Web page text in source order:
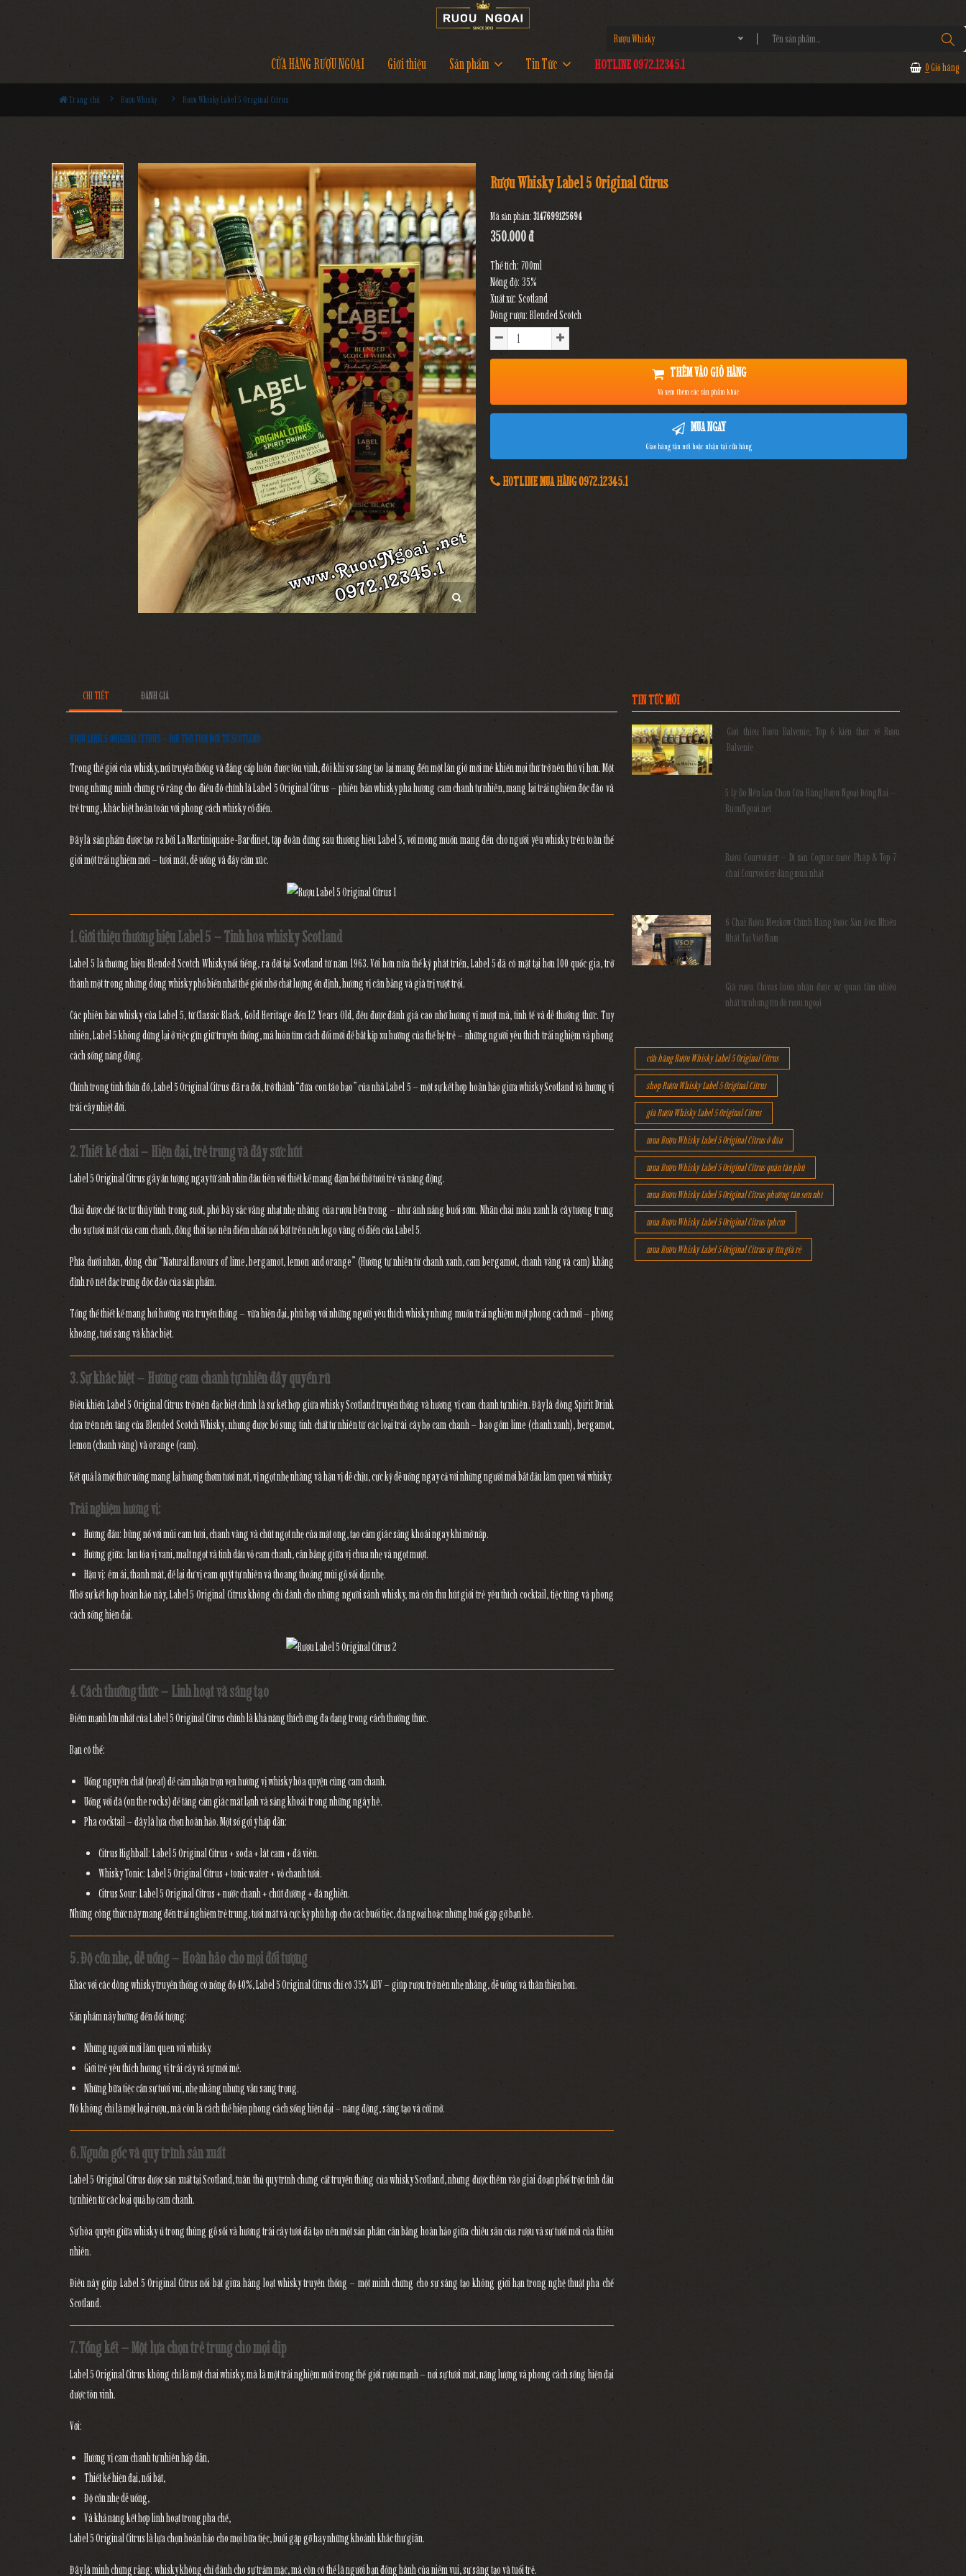
Rượu Whisky
CỬA HÀNG RƯỢU NGOẠI Giới thiệu Sản phẩm Tin Tức HOTLINE 0972.12345.1 0 Giỏ hàng
Trang chủ Rượu Whisky Rượu Whisky Label 5 Original Citrus
Rượu Whisky Label 5 Original Citrus
Mã sản phẩm:3147699125694
350.000 đ
Thể tích: 700ml
Nồng độ: 35%
Xuất xứ: Scotland
Dòng rượu: Blended Scotch
THÊM VÀO GIỎ HÀNG
Và xem thêm các sản phẩm khác
MUA NGAY
Giao hàng tận nơi hoặc nhận tại cửa hàng
HOTLINE MUA HÀNG 0972.12345.1
CHI TIẾT ĐÁNH GIÁ
RƯỢU LABEL 5 ORIGINAL CITRUS – HƠI THỞ TƯƠI MỚI TỪ SCOTLAND
Trong thế giới của whisky, nơi truyền thống và đẳng cấp luôn được tôn vinh, đôi khi sự sáng tạo lại mang đến một làn gió mới mẻ khiến mọi thứ trở nên thú vị hơn. Một
trong những minh chứng rõ ràng cho điều đó chính làLabel 5 Original Citrus – phiên bản whisky pha hương cam chanh tự nhiên, mang lại trải nghiệm độc đáo và
trẻ trung, khác biệt hoàn toàn với phong cách whisky cổ điển.
Đây là sản phẩm được tạo ra bởiLa Martiniquaise-Bardinet, tập đoàn đứng sau thương hiệuLabel 5, với mong muốn mang đến cho người yêu whisky trên toàn thế
giới một trải nghiệm mới –tươi mát, dễ uống và đầy cảm xúc.
1. Giới thiệu thương hiệu Label 5 – Tinh hoa whisky Scotland
Label 5 là thương hiệuBlended Scotch Whiskynổi tiếng, ra đời tại Scotland từ năm 1963. Với hơn nửa thế kỷ phát triển, Label 5 đã có mặt tại hơn 100 quốc gia, trở
thành một trong những dòng whisky phổ biến nhất thế giới nhờchất lượng ổn định, hương vị cân bằng và giá trị vượt trội.
Các phiên bản whisky của Label 5, từClassic Black,Gold Heritage đến12 Years Old, đều được đánh giá cao nhờ hương vị mượt mà, tinh tế và dễ thưởng thức. Tuy
nhiên, Label 5 không dừng lại ở việc gìn giữ truyền thống, mà luôn tìm cáchđổi mới để bắt kịp xu hướng của thế hệ trẻ– những người yêu thích trải nghiệm và phong
cách sống năng động.
Chính trong tinh thần đó,Label 5 Original Citrus đã ra đời, trở thành “đứa con táo bạo” của nhà Label 5 – một sự kết hợp hoàn hảo giữa whisky Scotland và hương vị
trái cây nhiệt đới.
2. Thiết kế chai – Hiện đại, trẻ trung và đầy sức hút
Label 5 Original Citrusgây ấn tượng ngay từ ánh nhìn đầu tiên với thiết kếmang đậm hơi thở tươi trẻ và năng động.
Chai được chế tác từ thủy tinh trong suốt, phô bày sắc vàng nhạt nhẹ nhàng của rượu bên trong – như ánh nắng buổi sớm. Nhãn chai màu xanh lá cây tượng trưng
cho sự tươi mát của cam chanh, đồng thời tạo nên điểm nhấn nổi bật trên nền logo vàng cổ điển của Label 5.
Phía dưới nhãn, dòng chữ“Natural flavours of lime, bergamot, lemon and orange” (Hương tự nhiên từ chanh xanh, cam bergamot, chanh vàng và cam) khẳng
định rõ nét đặc trưng độc đáo của sản phẩm.
Tổng thể thiết kế mang hơi hướngvừa truyền thống – vừa hiện đại, phù hợp với những người yêu thích whisky nhưng muốn trải nghiệm một phong cách mới – phóng
khoáng, tươi sáng và khác biệt.
3. Sự khác biệt – Hương cam chanh tự nhiên đầy quyến rũ
Điều khiếnLabel 5 Original Citrustrở nên đặc biệt chính là sự kết hợp giữawhisky Scotland truyền thống vàhương vị cam chanh tự nhiên. Đây là dòngSpirit Drink
dựa trên nền tảng củaBlended Scotch Whisky, nhưng được bổ sungtinh chất tự nhiên từ các loại trái cây họ cam chanh– bao gồmlime (chanh xanh), bergamot,
lemon (chanh vàng)vàorange (cam).
Kết quả là một thức uống mang lạihương thơm tươi mát, vị ngọt nhẹ nhàng và hậu vị dễ chịu, cực kỳ dễ uống ngay cả với những người mới bắt đầu làm quen với whisky.
Trải nghiệm hương vị:
Hương đầu: bùng nổ với mùi cam tươi, chanh vàng và chút ngọt nhẹ của mật ong, tạo cảm giác sảng khoái ngay khi mở nắp.
Hương giữa: lan tỏa vị vani, malt ngọt và tinh dầu vỏ cam chanh, cân bằng giữa vị chua nhẹ và ngọt mượt.
Hậu vị: êm ái, thanh mát, để lại dư vị cam quýt tự nhiên và thoang thoảng mùi gỗ sồi dịu nhẹ.
Nhờ sự kết hợp hoàn hảo này, Label 5 Original Citrus không chỉ dành cho những người sành whisky, mà cònthu hút giới trẻ yêu thích cocktail, tiệc tùng và phong
cách sống hiện đại.
4. Cách thưởng thức – Linh hoạt và sáng tạo
Điểm mạnh lớn nhất củaLabel 5 Original Citruschính là khả năngthích ứng đa dạng trong cách thưởng thức.
Bạn có thể:
Uống nguyên chất (neat)để cảm nhận trọn vẹn hương vị whisky hòa quyện cùng cam chanh.
Uống với đá (on the rocks)để tăng cảm giác mát lạnh và sảng khoái trong những ngày hè.
Pha cocktail– đây là lựa chọn hoàn hảo. Một số gợi ý hấp dẫn:
Citrus Highball: Label 5 Original Citrus + soda + lát cam + đá viên.
Whisky Tonic: Label 5 Original Citrus + tonic water + vỏ chanh tươi.
Citrus Sour: Label 5 Original Citrus + nước chanh + chút đường + đá nghiền.
Những công thức này mang đến trải nghiệm trẻ trung, tươi mát và cực kỳ phù hợp cho các buổi tiệc, dã ngoại hoặc những buổi gặp gỡ bạn bè.
5. Độ cồn nhẹ, dễ uống – Hoàn hảo cho mọi đối tượng
Khác với các dòng whisky truyền thống có nồng độ 40%,Label 5 Original Citruschỉ có35% ABV– giúp rượu trở nênnhẹ nhàng, dễ uống và thân thiện hơn.
Sản phẩm này hướng đến đối tượng:
Những người mới làm quen với whisky.
Giới trẻ yêu thích hương vị trái cây và sự mới mẻ.
Những bữa tiệc cần sự tươi vui, nhẹ nhàng nhưng vẫn sang trọng.
Nó không chỉ là một loại rượu, mà còn làcách thể hiện phong cách sống hiện đại– năng động, sáng tạo và cởi mở.
6. Nguồn gốc và quy trình sản xuất
Label 5 Original Citrusđược sản xuất tạiScotland, tuân thủ quy trình chưng cất truyền thống của whisky Scotland, nhưng đượcthêm vào giai đoạn phối trộn tinh dầu
tự nhiêntừ các loại quả họ cam chanh.
Sự hòa quyện giữa whisky ủ trong thùng gỗ sồi và hương trái cây tươi đã tạo nên một sản phẩmcân bằng hoàn hảo giữa chiều sâu của rượu và sự tươi mới của thiên
nhiên.
Điều này giúp Label 5 Original Citrus nổi bật giữa hàng loạt whisky truyền thống – một minh chứng cho sự sáng tạo không giới hạn trong nghệ thuật pha chế
Scotland.
7. Tổng kết – Một lựa chọn trẻ trung cho mọi dịp
Label 5 Original Citrus không chỉ là một chai whisky, mà làmột trải nghiệm mới trong thế giới rượu mạnh– nơi sự tươi mát, năng lượng và phong cách sống hiện đại
được tôn vinh.
Với:
Hương vị cam chanh tự nhiên hấp dẫn,
Thiết kế hiện đại, nổi bật,
Độ cồn nhẹ dễ uống,
Và khả năng kết hợp linh hoạt trong pha chế,
Label 5 Original Citrus là lựa chọn hoàn hảo chomọi bữa tiệc, buổi gặp gỡ hay những khoảnh khắc thư giãn.
Đây là minh chứng rằng: whisky không chỉ dành cho sự trầm mặc, mà còn có thể làngười bạn đồng hành của niềm vui, sự sáng tạo và tuổi trẻ.
TIN TỨC MỚI
Giới thiệu Rượu Balvenie, Top 6 kiến thức về Rượu
Balvenie
5 Lý Do Nên Lựa Chọn Cửa Hàng Rượu Ngoại Đồng Nai –
RuouNgoai.net
Rượu Courvoisier – Di sản Cognac nước Pháp & Top 7
chai Courvoisier đáng mua nhất
6 Chai Rượu Meukow Chính Hãng Được Săn Đón Nhiều
Nhất Tại Việt Nam
Giá rượu Chivas luôn nhận được sự quan tâm nhiều
nhất từ những tín đồ rượu ngoại
cửa hàng Rượu Whisky Label 5 Original Citrus
shop Rượu Whisky Label 5 Original Citrus
giá Rượu Whisky Label 5 Original Citrus
mua Rượu Whisky Label 5 Original Citrus ở đâu
mua Rượu Whisky Label 5 Original Citrus quận tân phú
mua Rượu Whisky Label 5 Original Citrus phường tân sơn nhì
mua Rượu Whisky Label 5 Original Citrus tphcm
mua Rượu Whisky Label 5 Original Citrus uy tín giá rẻ